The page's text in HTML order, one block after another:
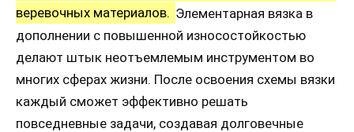
веревочных материалов. Элементарная вязка в
дополнении с повышенной износостойкостью
делают штык неотъемлемым инструментом во
многих сферах жизни. После освоения схемы вязки
каждый сможет эффективно решать
повседневные задачи, создавая долговечные